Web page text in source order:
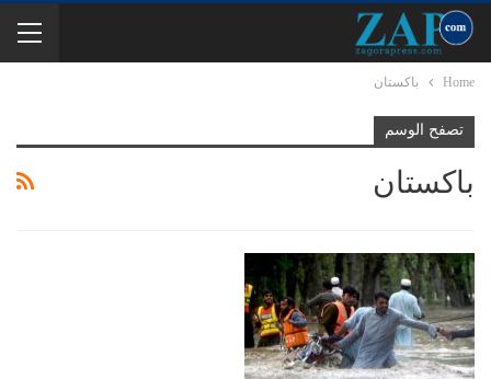
Home باكستان
تصفح الوسم
باكستان